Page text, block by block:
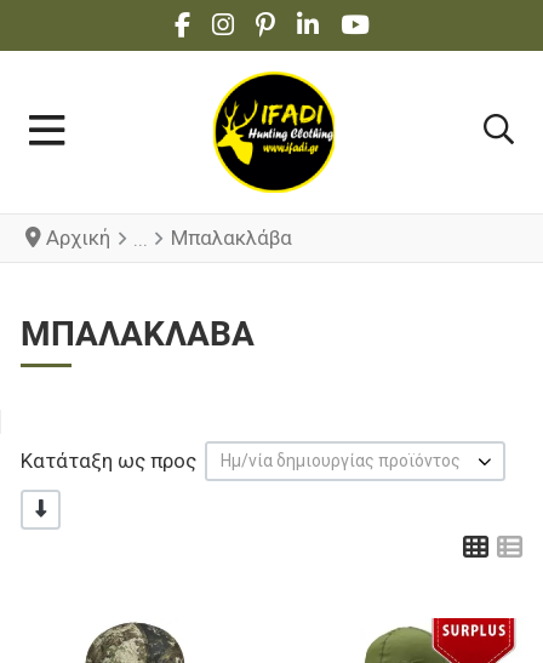
FACEBOOK SOCIAL LINK
INSTAGRAM SOCIAL LINK
PINTEREST SOCIAL LINK
LINKEDIN SOCIAL LINK
YOUTUBE SOCIAL
Αρχική Μπαλακλάβα
ΜΠΑΛΑΚΛΆΒΑ
Κατάταξη ως προς Ημ/νία δημιουργίας προϊόντος
-/+
Προσθήκη στα αγαπημένα